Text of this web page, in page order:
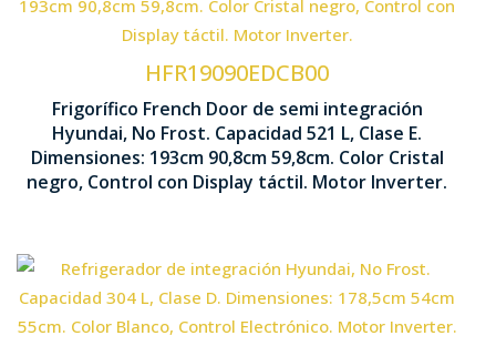
HFR19090EDCB00
Frigorífico French Door de semi integración
Hyundai, No Frost. Capacidad 521 L, Clase E.
Dimensiones: 193cm 90,8cm 59,8cm. Color Cristal
negro, Control con Display táctil. Motor Inverter.
Tecnología No Frost
Interior Metal Cooling 1930 x
Tecnología No Frost